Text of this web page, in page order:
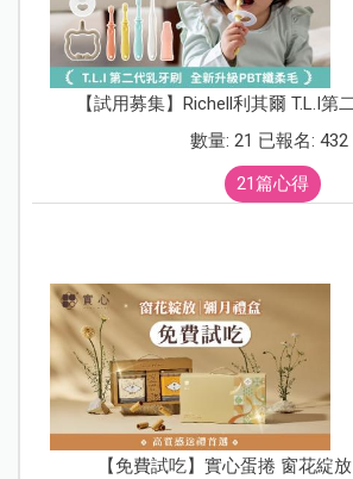
【試用募集】Richell利其爾 T.L.I第
數量: 21 已報名: 432
21篇心得
【免費試吃】實心蛋捲 窗花綻